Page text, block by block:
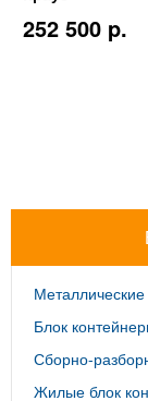
252 500 p.
Блок
Сборно-
Жилые блок